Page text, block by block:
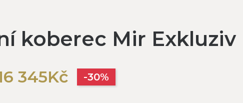
koberec Mir Exkluziv
345Kč -30%